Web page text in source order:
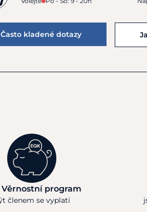
Často kladené dotazy
Věrnostní program
členem se vyplatí